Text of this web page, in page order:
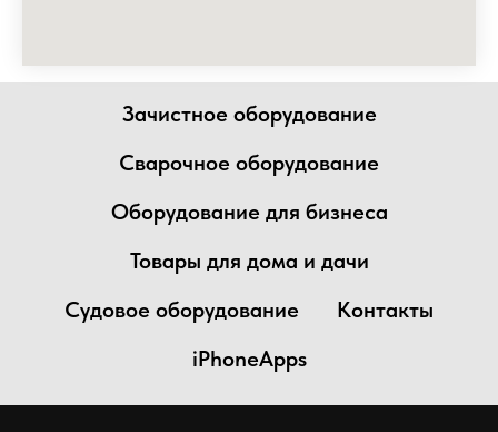
Зачистное оборудование
Сварочное оборудование
Оборудование для бизнеса
Товары для дома и дачи
Судовое оборудование
Контакты
iPhoneApps